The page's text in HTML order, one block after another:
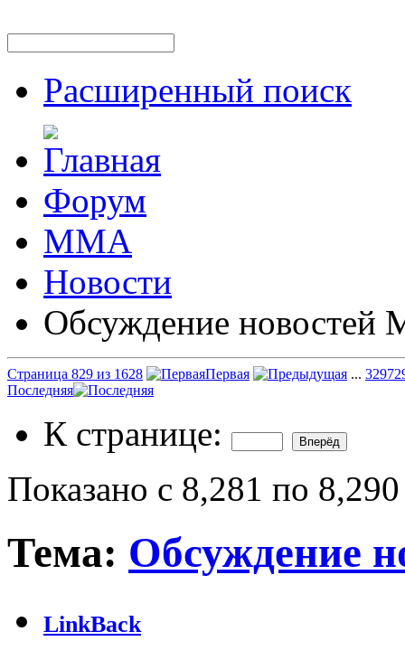
Расширенный поиск
Форум
ММА
Новости
Обсуждение
Страница 829 из 1628 Первая ... 329
Последняя
К странице:
Показано с 8,281 по
Тема: Обсуждение
LinkBack